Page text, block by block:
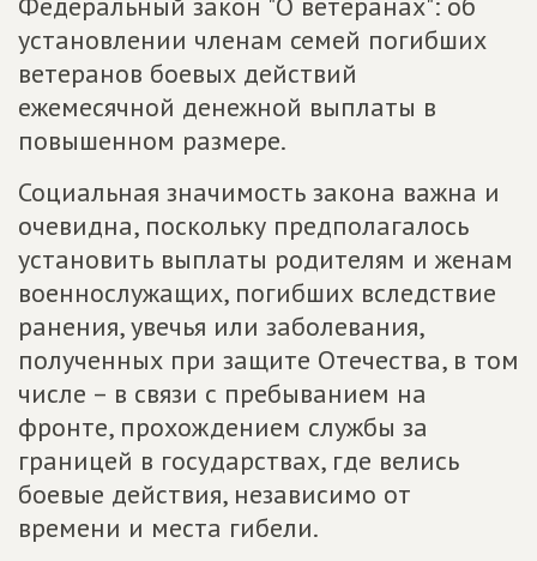
установлении членам семей погибших
ветеранов боевых действий
ежемесячной денежной выплаты в
повышенном размере.
Социальная значимость закона важна и
очевидна, поскольку предполагалось
установить выплаты родителям и женам
военнослужащих, погибших вследствие
ранения, увечья или заболевания,
полученных при защите Отечества, в том
числе – в связи с пребыванием на
фронте, прохождением службы за
границей в государствах, где велись
боевые действия, независимо от
времени и места гибели.